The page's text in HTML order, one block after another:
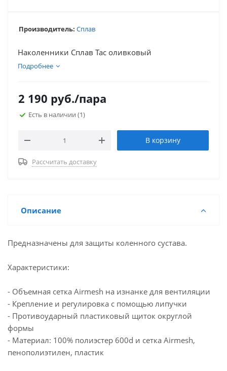
Производитель: Сплав
Наколенники Сплав Tac оливковый
Подробнее
2 190 руб./пара
Есть в наличии (1)
В корзину
Рассчитать доставку
Описание
Предназначены для защиты коленного сустава.
Характеристики:
- Объемная сетка Airmesh на изнанке для вентиляции
- Крепление и регулировка с помощью липучки
- Противоударный пластиковый щиток округлой
формы
- Материал: 100% полиэстер 600d и сетка Airmesh,
пенополиэтилен, пластик